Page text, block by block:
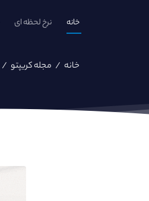
خانه نرخ لحظه ای
خانه / مجله کریپتو /